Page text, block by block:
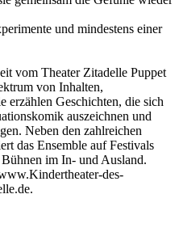
und mindestens einer
vom Theater Zitadelle Puppet
von Inhalten,
erzählen Geschichten, die sich
auszeichnen und
Neben den zahlreichen
das Ensemble auf Festivals
im In- und Ausland.
des-